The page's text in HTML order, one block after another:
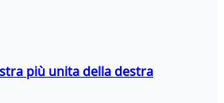
più unita della destra